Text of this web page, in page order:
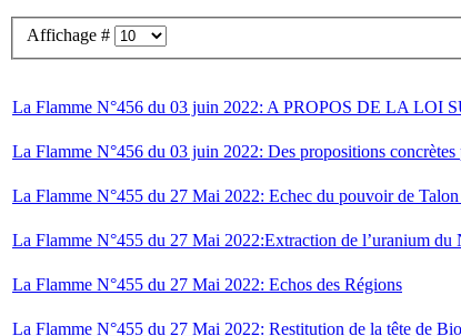
Affichage #
La Flamme N°456 du 03 juin 2022: A PROPOS DE LA
La Flamme N°456 du 03 juin 2022: Des propositions
La Flamme N°455 du 27 Mai 2022: Echec du pouvoir de
La Flamme N°455 du 27 Mai 2022:Extraction de l’uranium
La Flamme N°455 du 27 Mai 2022: Echos des Régions
La Flamme N°455 du 27 Mai 2022: Restitution de la tête de